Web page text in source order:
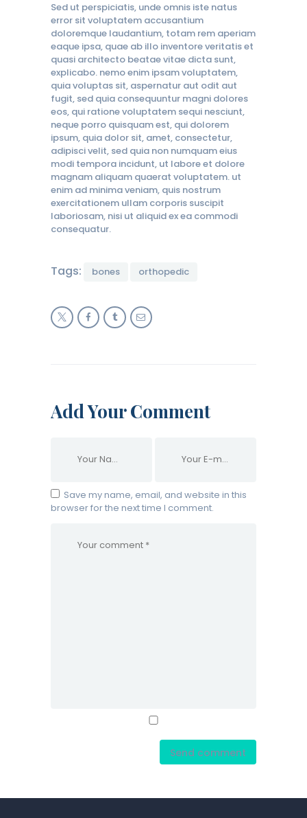
Sed ut perspiciatis, unde omnis iste natus
error sit voluptatem accusantium
doloremque laudantium, totam rem aperiam
eaque ipsa, quae ab illo inventore veritatis et
quasi architecto beatae vitae dicta sunt,
explicabo. nemo enim ipsam voluptatem,
quia voluptas sit, aspernatur aut odit aut
fugit, sed quia consequuntur magni dolores
eos, qui ratione voluptatem sequi nesciunt,
neque porro quisquam est, qui dolorem
ipsum, quia dolor sit, amet, consectetur,
adipisci velit, sed quia non numquam eius
modi tempora incidunt, ut labore et dolore
magnam aliquam quaerat voluptatem. ut
enim ad minima veniam, quis nostrum
exercitationem ullam corporis suscipit
laboriosam, nisi ut aliquid ex ea commodi
consequatur.
Tags: bones orthopedic
Add Your Comment
Save my name, email, and website in this
browser for the next time I comment.